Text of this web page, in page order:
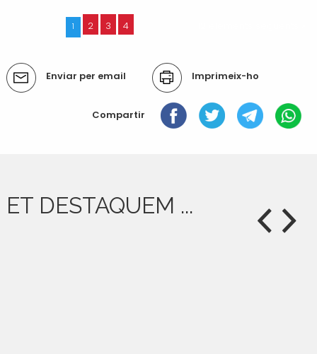
1 2 3 4
Accions
del
Enviar per email Imprimeix-ho
Compartir
ET DESTAQUEM ...